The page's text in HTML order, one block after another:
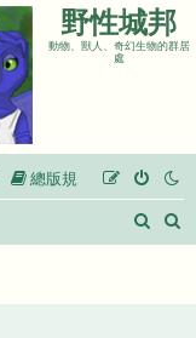
野性城邦
動物、獸人、奇幻生物的群居
處
總版規
搜